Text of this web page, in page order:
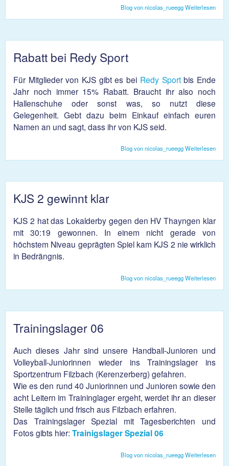
Weiterlesen
Blog von nicolas_rueegg
Rabatt bei Redy Sport
Für Mitglieder von KJS gibt es bei Redy Sportbis Ende
Jahr noch immer 15% Rabatt. Braucht ihr also noch
Hallenschuhe oder sonst was, so nutzt diese
Gelegenheit. Gebt dazu beim Einkauf einfach euren
Namen an und sagt, dass ihr von KJS seid.
Weiterlesen
Sport
Blog von nicolas_rueegg
KJS 2 gewinnt klar
KJS 2 hat das Lokalderby gegen den HV Thayngen klar
mit 30:19 gewonnen. In einem nicht gerade von
höchstem Niveau geprägten Spiel kam KJS 2 nie wirklich
in Bedrängnis.
Weiterlesen
Blog von nicolas_rueegg
Trainingslager 06
Auch dieses Jahr sind unsere Handball-Junioren und
Volleyball-Juniorinnen wieder ins Trainingslager ins
Sportzentrum Filzbach (Kerenzerberg) gefahren.
Wie es den rund 40 Juniorinnen und Junioren sowie den
acht Leitern im Traininglager ergeht, werdet ihr an dieser
Stelle täglich und frisch aus Filzbach erfahren.
Das Trainingslager Spezial mit Tagesberichten und
Fotos gibts hier: Trainigslager Spezial 06
Weiterlesen
Blog von nicolas_rueegg